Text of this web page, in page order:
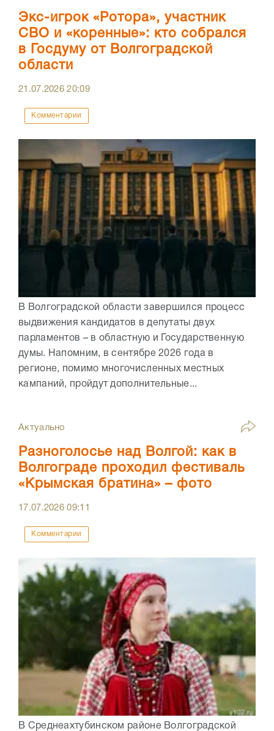
Экс-игрок «Ротора», участник
СВО и «коренные»: кто собрался
в Госдуму от Волгоградской
области
21.07.202620:09
Комментарии
В Волгоградской области завершился процесс
выдвижения кандидатов в депутаты двух
парламентов – в областную и Государственную
думы. Напомним, в сентябре 2026 года в
регионе, помимо многочисленных местных
кампаний, пройдут дополнительные...
Актуально
Разноголосье над Волгой: как в
Волгограде проходил фестиваль
«Крымская братина» – фото
17.07.202609:11
Комментарии
В Среднеахтубинском районе Волгоградской